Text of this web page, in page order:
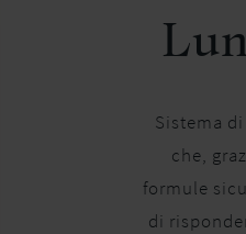
Sistema
che,
formule
di